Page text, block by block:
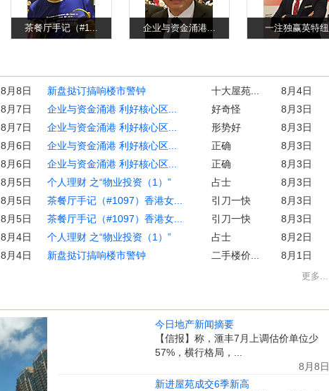
茶餐厅手记（#1... 企业与资金涌港... 一注独赢英特纽
8月8日
8月7日
8月7日
8月6日
8月6日
8月5日
8月5日
8月5日
8月4日
8月4日
新盘挞订搞响楼市警钟 十大屋苑...
8月4日
企业与资金涌港 利好核心区...
好奇怪
8月3日
企业与资金涌港 利好核心区...
形势好
8月3日
企业与资金涌港 利好核心区...
正确
8月3日
企业与资金涌港 利好核心区...
正确
8月3日
个人理财 之“物业投资（1）”
占士
8月3日
茶餐厅手记（#1097）香港女...
引刀一快
8月3日
茶餐厅手记（#1097）香港女...
引刀一快
8月3日
个人理财 之“物业投资（1）”
占士
8月2日
新盘挞订搞响楼市警钟
二手楼价... 8月1日
更多...
今日地产新闻摘要
【信报】称，滙丰7月上调估价单位少
57%，横行格局，...
8月8日
新进屋苑成交6季新高